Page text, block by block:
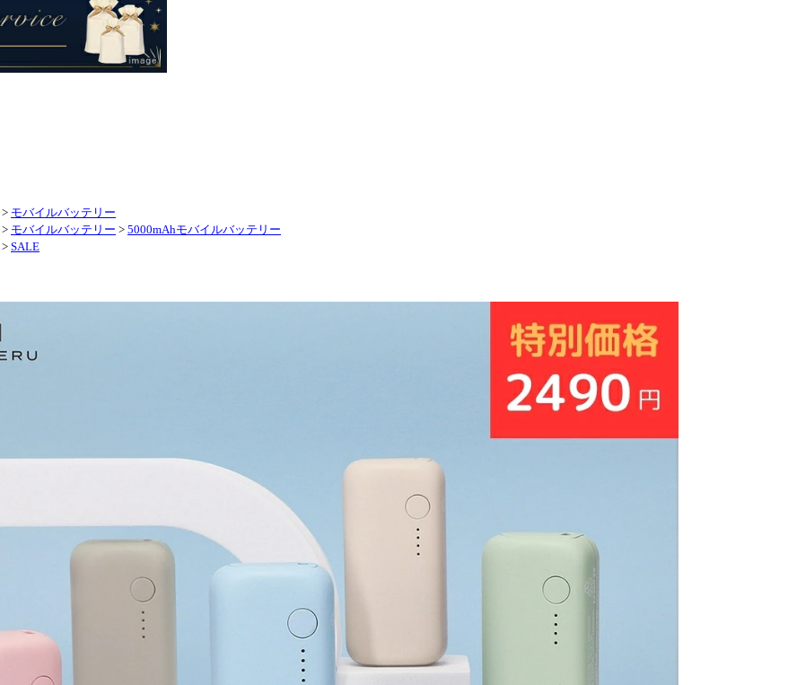
> モバイルバッテリー
> モバイルバッテリー > 5000mAhモバイルバッテリー
> SALE